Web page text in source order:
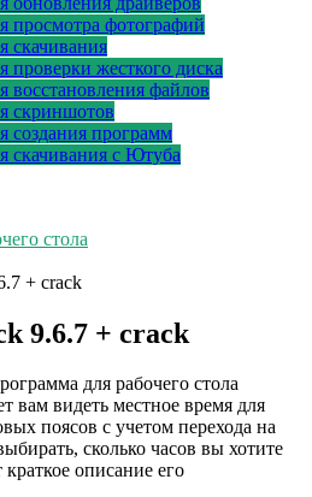
просмотра фотографий
скачивания
жесткого диска
восстановления файлов
скриншотов
создания программ
скачивания с Ютуба
стола
+ crack
9.6.7 + crack
для рабочего стола
вам видеть местное время для
поясов с учетом перехода на
сколько часов вы хотите
описание его